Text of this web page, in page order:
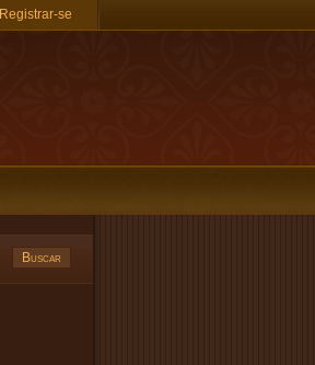
Registrar-se